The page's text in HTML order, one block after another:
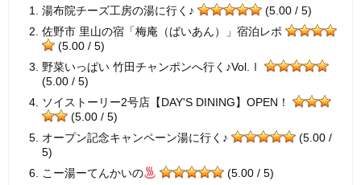
湯布院チーズ工房の湯に行く♪
(5.00 / 5)
佐野市 里山の宿「梅庵（ばいあん）」宿泊レポ
(5.00 / 5)
野菜いっぱい 竹田チャンポンへ行く♪Vol.Ⅰ
(5.00 / 5)
ソイストーリー2号店【DAY'S DINING】OPEN！
(5.00 / 5)
オープン記念キャンペーン湯に行く♪
(5.00 /
5)
こー湯ーてんかいの
(5.00 / 5)